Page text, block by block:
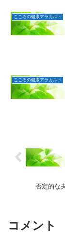
こころの健康アラカルト
こころの健康アラカルト
否定的な
コメント